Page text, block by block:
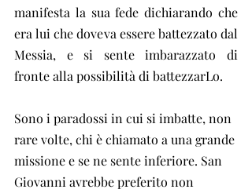
manifesta la sua fede dichiarando che
era lui che doveva essere battezzato dal
Messia, e si sente imbarazzato di
fronte alla possibilità di battezzarLo.
Sono i paradossi in cui si imbatte, non
rare volte, chi è chiamato a una grande
missione e se ne sente inferiore. San
Giovanni avrebbe preferito non